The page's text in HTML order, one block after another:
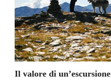
Il valore di un’escursione